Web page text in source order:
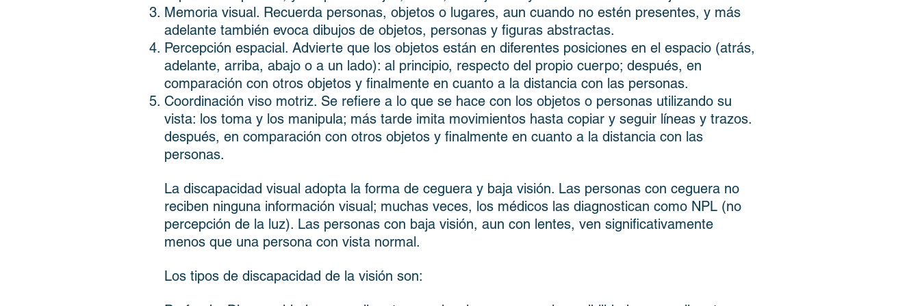
Memoria visual. Recuerda personas, objetos o lugares, aun cuando no estén presentes, y más
adelante también evoca dibujos de objetos, personas y figuras abstractas.
Percepción espacial. Advierte que los objetos están en diferentes posiciones en el espacio (atrás,
adelante, arriba, abajo o a un lado): al principio, respecto del propio cuerpo; después, en
comparación con otros objetos y finalmente en cuanto a la distancia con las personas.
Coordinación viso motriz. Se refiere a lo que se hace con los objetos o personas utilizando su
vista: los toma y los manipula; más tarde imita movimientos hasta copiar y seguir líneas y trazos.
después, en comparación con otros objetos y finalmente en cuanto a la distancia con las
personas.
La discapacidad visual adopta la forma de ceguera y baja visión. Las personas con ceguera no
reciben ninguna información visual; muchas veces, los médicos las diagnostican como NPL (no
percepción de la luz). Las personas con baja visión, aun con lentes, ven significativamente
menos que una persona con vista normal.
Los tipos de discapacidad de la visión son: